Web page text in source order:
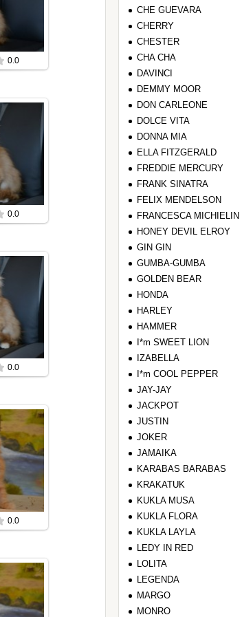
0.0
0.0
0.0
0.0
CHE GUEVARA
CHERRY
CHESTER
CHA CHA
DAVINCI
DEMMY MOOR
DON CARLEONE
DOLCE VITA
DONNA MIA
ELLA FITZGERALD
FREDDIE MERCURY
FRANK SINATRA
FELIX MENDELSON
FRANCESCA MICHIELIN
HONEY DEVIL ELROY
GIN GIN
GUMBA-GUMBA
GOLDEN BEAR
HONDA
HARLEY
HAMMER
I*m SWEET LION
IZABELLA
I*m COOL PEPPER
JAY-JAY
JACKPOT
JUSTIN
JOKER
JAMAIKA
KARABAS BARABAS
KRAKATUK
KUKLA MUSA
KUKLA FLORA
KUKLA LAYLA
LEDY IN RED
LOLITA
LEGENDA
MARGO
MONRO